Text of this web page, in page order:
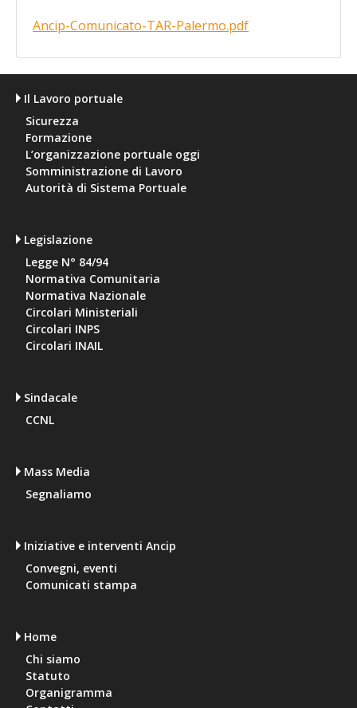
Ancip-Comunicato-TAR-Palermo.pdf
Il Lavoro portuale
Sicurezza
Formazione
L’organizzazione portuale oggi
Somministrazione di Lavoro
Autorità di Sistema Portuale
Legislazione
Legge N° 84/94
Normativa Comunitaria
Normativa Nazionale
Circolari Ministeriali
Circolari INPS
Circolari INAIL
Sindacale
CCNL
Mass Media
Segnaliamo
Iniziative e interventi Ancip
Convegni, eventi
Comunicati stampa
Home
Chi siamo
Statuto
Organigramma